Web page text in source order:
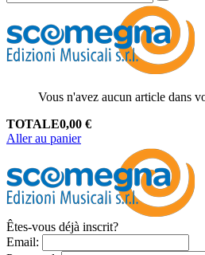
Vous n'avez aucun article dans
TOTALE0,00 €
Aller au panier
Êtes-vous déjà inscrit?
Email: